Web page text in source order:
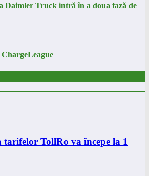
Daimler Truck intră în a doua fază de
TollRo va începe la 1